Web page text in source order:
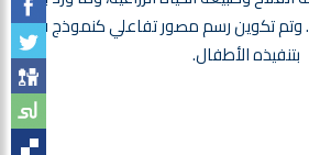
وتم تكوين رسم مصور تفاعلي كنموذج قام
بتنفيذه الأطفال.